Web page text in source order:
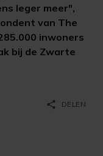
leger meer",
van The
inwoners
bij de Zwarte
share DELEN